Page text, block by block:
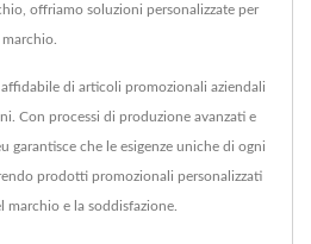
offriamo soluzioni personalizzate per
di articoli promozionali aziendali
Con processi di produzione avanzati e
garantisce che le esigenze uniche di ogni
prodotti promozionali personalizzati
e la soddisfazione.